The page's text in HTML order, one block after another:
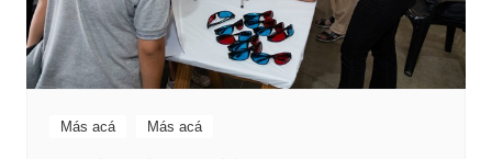
Más acá Más acá